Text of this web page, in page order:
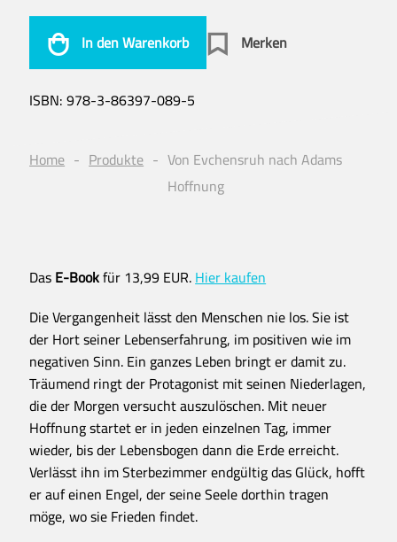
In den Warenkorb Merken
ISBN:978-3-86397-089-5
Home Produkte
Von Evchensruh nach Adams
Hoffnung
DasE-Bookfür 13,99 EUR.Hier kaufen
Die Vergangenheit lässt den Menschen nie los. Sie ist
der Hort seiner Lebenserfahrung, im positiven wie im
negativen Sinn. Ein ganzes Leben bringt er damit zu.
Träumend ringt der Protagonist mit seinen Niederlagen,
die der Morgen versucht auszulöschen. Mit neuer
Hoffnung startet er in jeden einzelnen Tag, immer
wieder, bis der Lebensbogen dann die Erde erreicht.
Verlässt ihn im Sterbezimmer endgültig das Glück, hofft
er auf einen Engel, der seine Seele dorthin tragen
möge, wo sie Frieden findet.